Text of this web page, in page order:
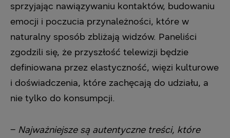
sprzyjając nawiązywaniu kontaktów, budowaniu
emocji i poczucia przynależności, które w
naturalny sposób zbliżają widzów. Paneliści
zgodzili się, że przyszłość telewizji będzie
definiowana przez elastyczność, więzi kulturowe
i doświadczenia, które zachęcają do udziału, a
nie tylko do konsumpcji.
– Najważniejsze są autentyczne treści, które